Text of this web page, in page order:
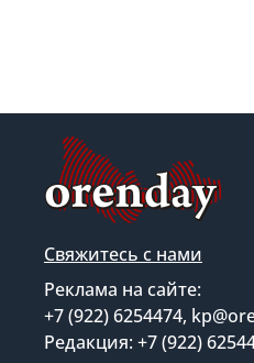
Свяжитесь с нами
Реклама на сайте:
+7 (922) 6254474,
Редакция: +7 (922)